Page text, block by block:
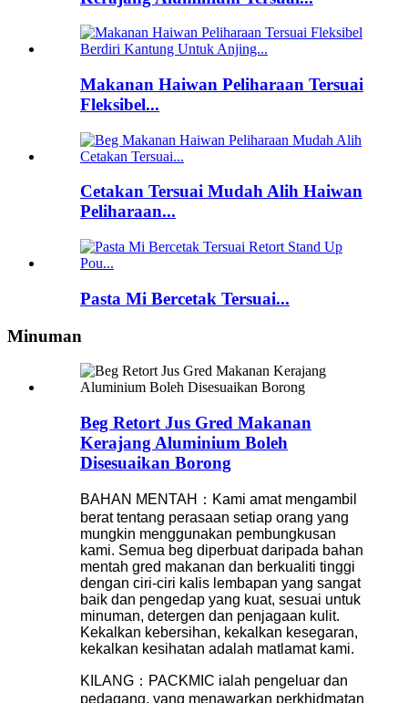
Makanan Haiwan Peliharaan Tersuai
Fleksibel...
Cetakan Tersuai Mudah Alih Haiwan
Peliharaan...
Pasta Mi Bercetak Tersuai...
Minuman
Beg Retort Jus Gred Makanan
Kerajang Aluminium Boleh
Disesuaikan Borong
BAHAN MENTAH：Kami amat mengambil
berat tentang perasaan setiap orang yang
mungkin menggunakan pembungkusan
kami. Semua beg diperbuat daripada bahan
mentah gred makanan dan berkualiti tinggi
dengan ciri-ciri kalis lembapan yang sangat
baik dan pengedap yang kuat, sesuai untuk
minuman, detergen dan penjagaan kulit.
Kekalkan kebersihan, kekalkan kesegaran,
kekalkan kesihatan adalah matlamat kami.
KILANG：PACKMIC ialah pengeluar dan
pedagang, yang menawarkan perkhidmatan